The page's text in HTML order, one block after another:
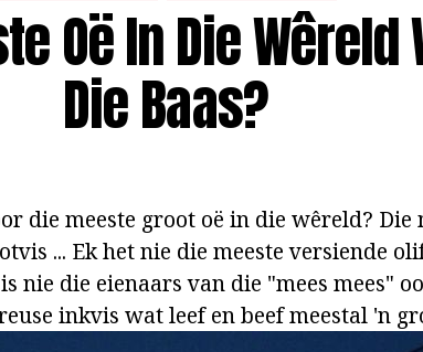
Oë In Die Wêreld
Die Baas?
die meeste groot oë in die wêreld? Die
... Ek het nie die meeste versiende
nie die eienaars van die "mees mees"
inkvis wat leef en beef meestal 'n